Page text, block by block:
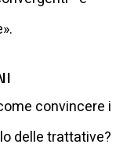
convincere i
delle trattative?